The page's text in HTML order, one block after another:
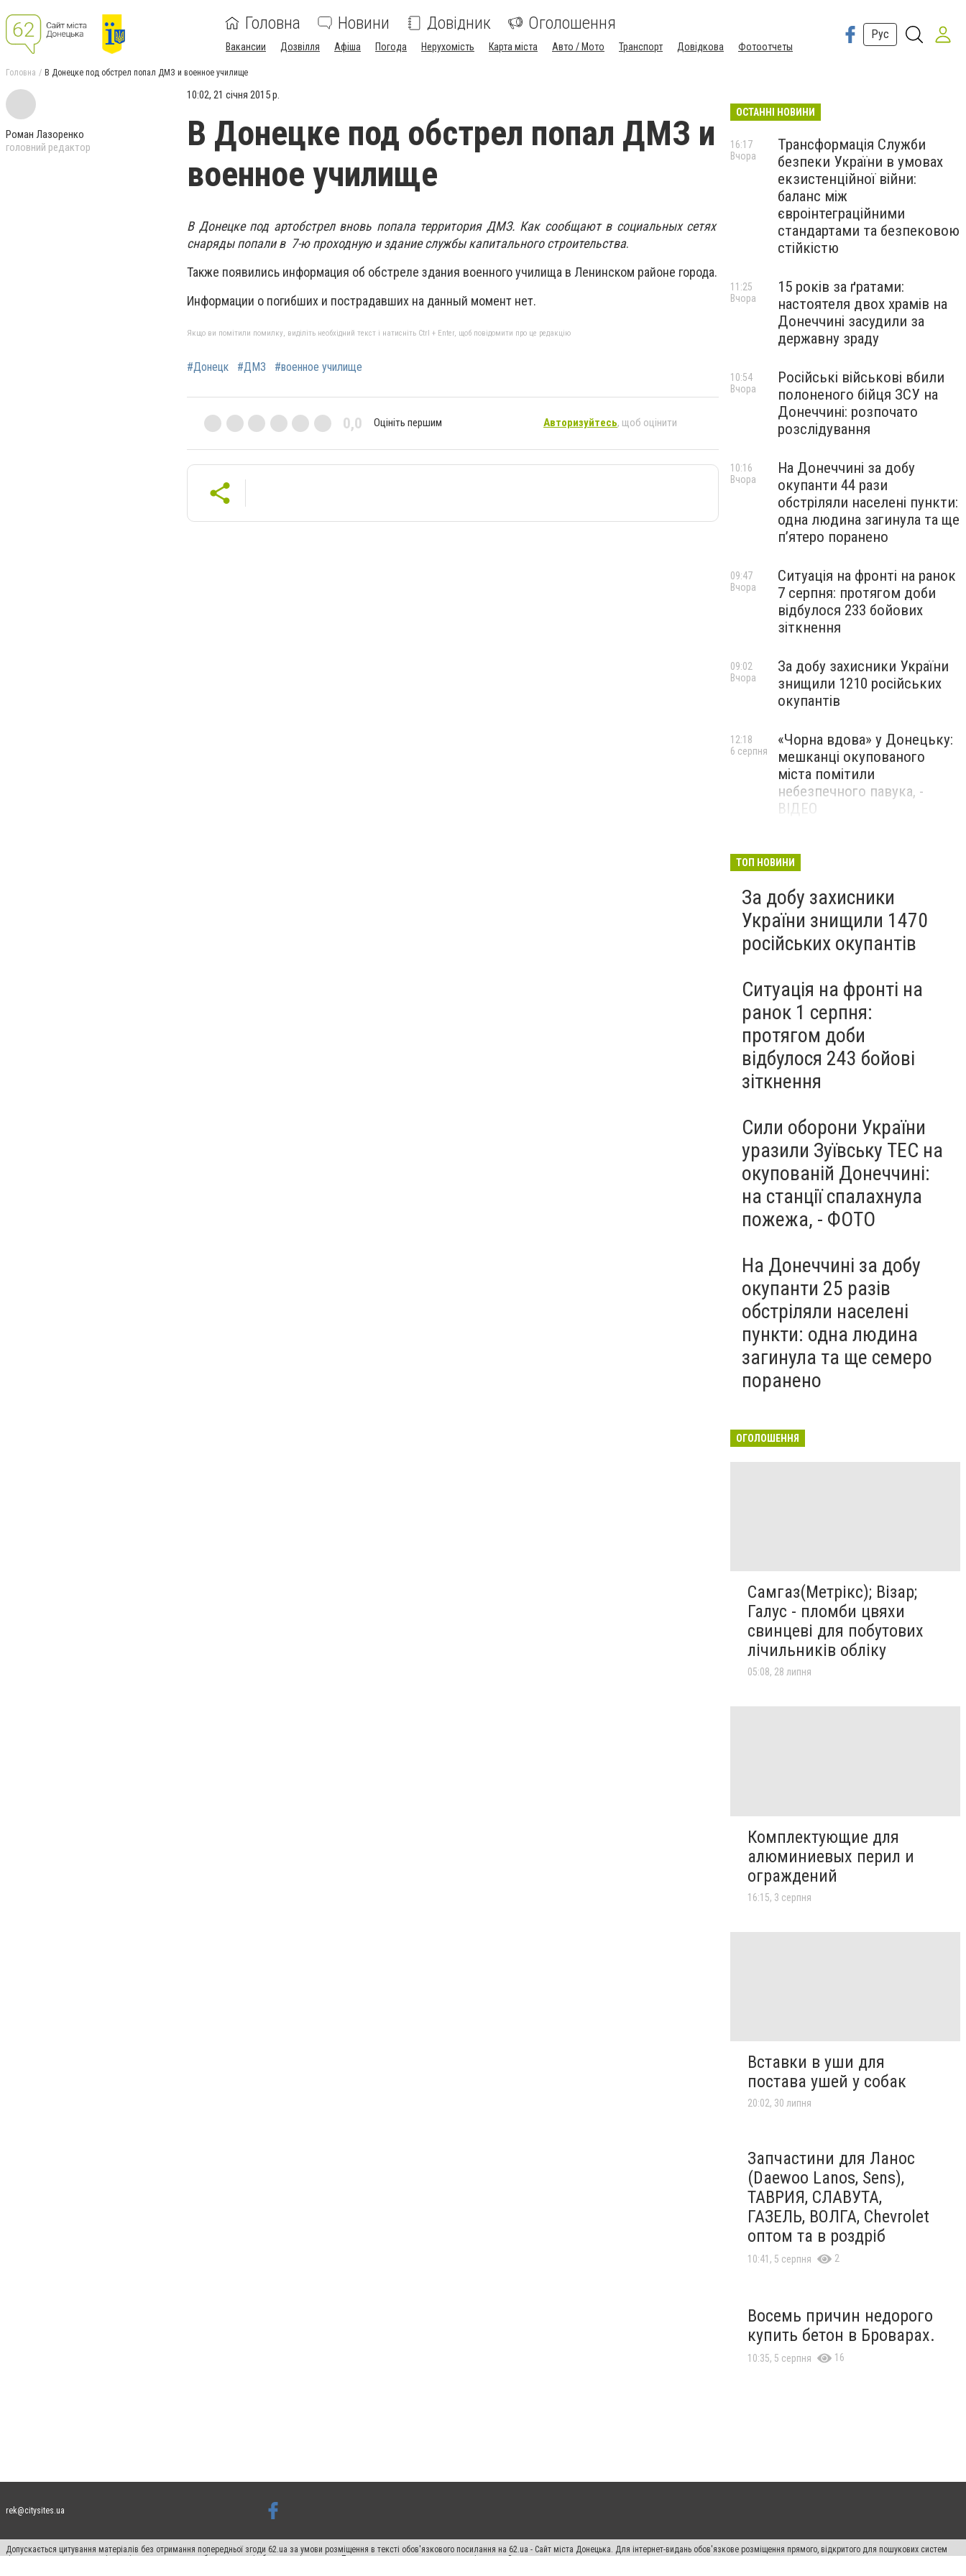
Головна Новини Довідник Оголошення
Вакансии Дозвілля Афіша Погода Нерухомість Карта міста Авто / Мото Транспорт Довідкова Фотоотчеты
Рус
Головна В Донецке под обстрел попал ДМЗ и военное училище
Роман Лазоренко
головний редактор
10:02, 21 січня 2015 р.
В Донецке под обстрел попал ДМЗ и
военное училище
В Донецке под артобстрел вновь попала территория ДМЗ. Как сообщают в социальных сетях
снаряды попали в 7-ю проходную и здание службы капитального строительства.
Также появились информация об обстреле здания военного училища в Ленинском районе города.
Информации о погибших и пострадавших на данный момент нет.
Якщо ви помітили помилку, виділіть необхідний текст і натисніть Ctrl + Enter, щоб повідомити про це редакцію
#Донецк #ДМЗ #военное училище
0,0 Оцініть першим Авторизуйтесь, щоб оцінити
ОСТАННІ НОВИНИ
Трансформація Служби
безпеки України в умовах
екзистенційної війни:
баланс між
євроінтеграційними
стандартами та безпековою
стійкістю
16:17
Вчора
15 років за ґратами:
настоятеля двох храмів на
Донеччині засудили за
державну зраду
11:25
Вчора
Російські військові вбили
полоненого бійця ЗСУ на
Донеччині: розпочато
розслідування
10:54
Вчора
На Донеччині за добу
окупанти 44 рази
обстріляли населені пункти:
одна людина загинула та ще
пʼятеро поранено
10:16
Вчора
Ситуація на фронті на ранок
7 серпня: протягом доби
відбулося 233 бойових
зіткнення
09:47
Вчора
За добу захисники України
знищили 1210 російських
окупантів
09:02
Вчора
«Чорна вдова» у Донецьку:
мешканці окупованого
міста помітили
небезпечного павука, -
ВІДЕО
12:18
6 серпня
засудили до 8 років
метадону
6 серпня
ТОП НОВИНИ
За добу захисники
України знищили 1470
російських окупантів
Ситуація на фронті на
ранок 1 серпня:
протягом доби
відбулося 243 бойові
зіткнення
Сили оборони України
уразили Зуївську ТЕС на
окупованій Донеччині:
на станції спалахнула
пожежа, - ФОТО
На Донеччині за добу
окупанти 25 разів
обстріляли населені
пункти: одна людина
загинула та ще семеро
поранено
ОГОЛОШЕННЯ
Самгаз(Метрікс); Візар;
Галус - пломби цвяхи
свинцеві для побутових
лічильників обліку
05:08, 28 липня
Комплектующие для
алюминиевых перил и
ограждений
16:15, 3 серпня
Вставки в уши для
постава ушей у собак
20:02, 30 липня
Запчастини для Ланос
(Daewoo Lanos, Sens),
ТАВРИЯ, СЛАВУТА,
ГАЗЕЛЬ, ВОЛГА, Chevrolet
оптом та в роздріб
10:41, 5 серпня 2
Восемь причин недорого
купить бетон в Броварах.
10:35, 5 серпня 16
rek@citysites.ua
Допускається цитування матеріалів без отримання попередньої згоди 62.ua за умови розміщення в тексті обов'язкового посилання на 62.ua - Сайт міста Донецька. Для інтернет-видань обов'язкове розміщення прямого, відкритого для пошукових систем
гіперпосилання на цитовані статті не нижче другого абзацу в тексті або в якості джерела. Порушення виняткових прав переслідується Законом.